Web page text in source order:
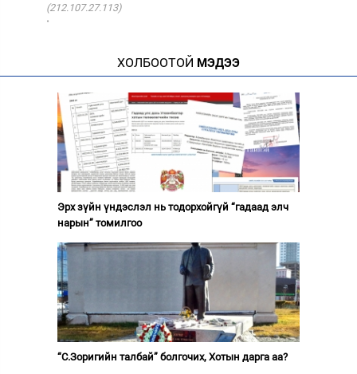
(212.107.27.113)
·
ХОЛБООТОЙ МЭДЭЭ
Эрх зүйн үндэслэл нь тодорхойгүй “гадаад элч
нарын” томилгоо
“С.Зоригийн талбай” болгочих, Хотын дарга аа?